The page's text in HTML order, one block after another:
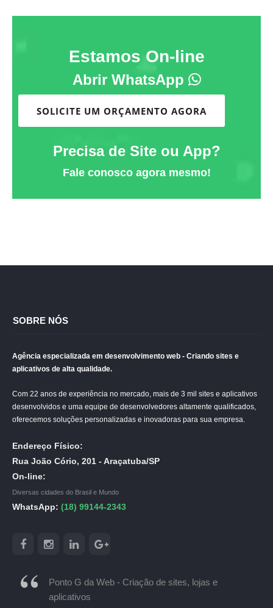
Estamos On-line
Abrir WhatsApp
SOLICITE UM ORÇAMENTO AGORA
Precisa de Site ou App?
Fale conosco agora mesmo!
SOBRE NÓS
Agência especializada em desenvolvimento web - Criando sites e
aplicativos de alta qualidade.
Com 22 anos de experiência no mercado, mais de 3 mil sites e aplicativos
desenvolvidos e uma equipe de desenvolvedores altamente qualificados,
oferecemos soluções personalizadas e inovadoras para sua empresa.
Endereço Físico:
Rua João Cório, 201 - Araçatuba/SP
On-line:
Diversas cidades do Brasil e Mundo
WhatsApp: (18) 99144-2343
Ponto G da Web - Criação de sites, lojas e
aplicativos